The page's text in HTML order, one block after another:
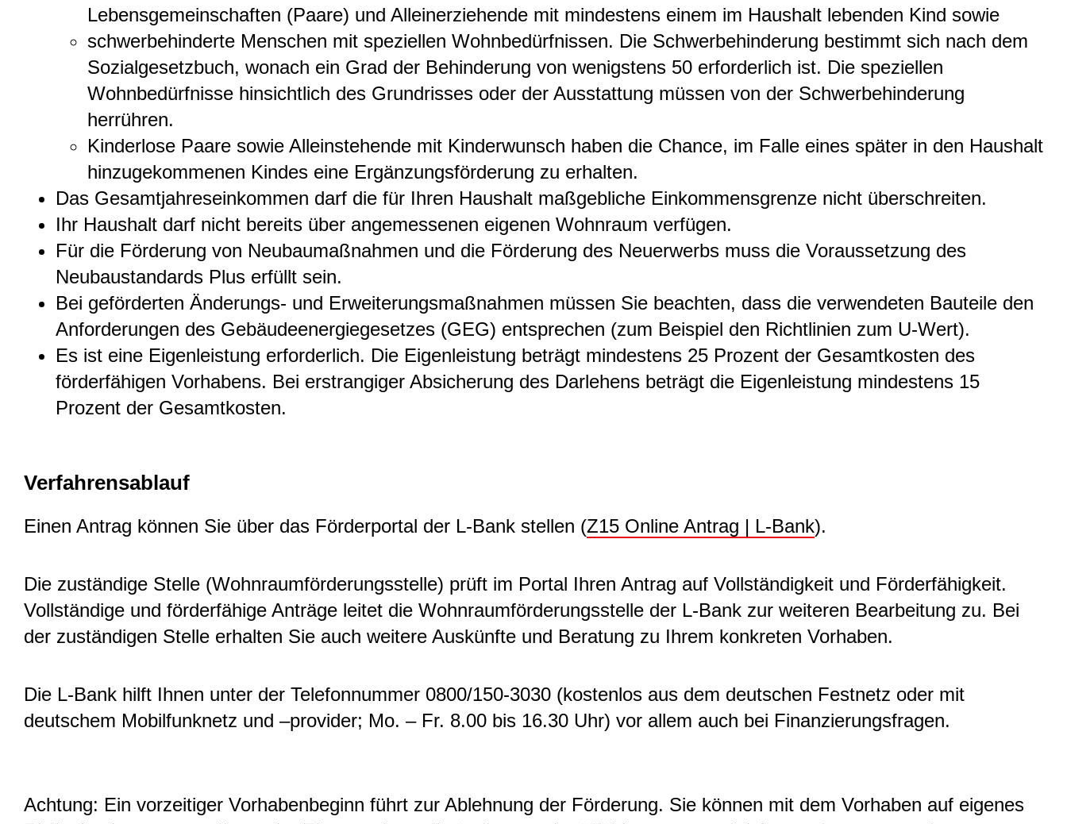
Lebensgemeinschaften (Paare) und Alleinerziehende mit mindestens einem im Haushalt lebenden Kind sowie
schwerbehinderte Menschen mit speziellen Wohnbedürfnissen. Die Schwerbehinderung bestimmt sich nach dem
Sozialgesetzbuch, wonach ein Grad der Behinderung von wenigstens 50 erforderlich ist. Die speziellen
Wohnbedürfnisse hinsichtlich des Grundrisses oder der Ausstattung müssen von der Schwerbehinderung
herrühren.
Kinderlose Paare sowie Alleinstehende mit Kinderwunsch haben die Chance, im Falle eines später in den Haushalt
hinzugekommenen Kindes eine Ergänzungsförderung zu erhalten.
Das Gesamtjahreseinkommen darf die für Ihren Haushalt maßgebliche Einkommensgrenze nicht überschreiten.
Ihr Haushalt darf nicht bereits über angemessenen eigenen Wohnraum verfügen.
Für die Förderung von Neubaumaßnahmen und die Förderung des Neuerwerbs muss die Voraussetzung des
Neubaustandards Plus erfüllt sein.
Bei geförderten Änderungs- und Erweiterungsmaßnahmen müssen Sie beachten, dass die verwendeten Bauteile den
Anforderungen des Gebäudeenergiegesetzes (GEG) entsprechen (zum Beispiel den Richtlinien zum U-Wert).
Es ist eine Eigenleistung erforderlich. Die Eigenleistung beträgt mindestens 25 Prozent der Gesamtkosten des
förderfähigen Vorhabens. Bei erstrangiger Absicherung des Darlehens beträgt die Eigenleistung mindestens 15
Prozent der Gesamtkosten.
Verfahrensablauf
Einen Antrag können Sie über das Förderportal der L-Bank stellen (Z15 Online Antrag | L-Bank).
Die zuständige Stelle (Wohnraumförderungsstelle) prüft im Portal Ihren Antrag auf Vollständigkeit und Förderfähigkeit.
Vollständige und förderfähige Anträge leitet die Wohnraumförderungsstelle der L-Bank zur weiteren Bearbeitung zu. Bei
der zuständigen Stelle erhalten Sie auch weitere Auskünfte und Beratung zu Ihrem konkreten Vorhaben.
Die L-Bank hilft Ihnen unter der Telefonnummer 0800/150-3030 (kostenlos aus dem deutschen Festnetz oder mit
deutschem Mobilfunknetz und –provider; Mo. – Fr. 8.00 bis 16.30 Uhr) vor allem auch bei Finanzierungsfragen.
Achtung: Ein vorzeitiger Vorhabenbeginn führt zur Ablehnung der Förderung. Sie können mit dem Vorhaben auf eigenes